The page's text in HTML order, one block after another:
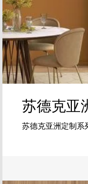
苏德克亚
苏德克亚洲定制系